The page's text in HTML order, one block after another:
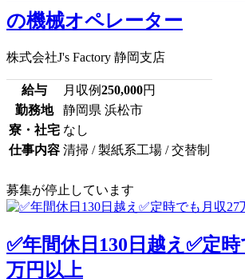
の機械オペレーター
株式会社J's Factory 静岡支店
給与 月収例250,000円
勤務地
静岡県 浜松市
寮・社宅 なし
仕事内容 清掃 / 製紙系工場 / 交替制
募集が停止しています
✅年間休日130日越え✅定
万円以上